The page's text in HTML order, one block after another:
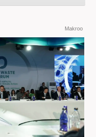
Makroo